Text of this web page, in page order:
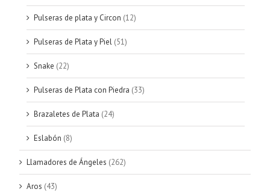
Pulseras de plata y Circon (12)
Pulseras de Plata y Piel (51)
Snake (22)
Pulseras de Plata con Piedra (33)
Brazaletes de Plata (24)
Eslabón (8)
Llamadores de Ángeles (262)
Aros (43)